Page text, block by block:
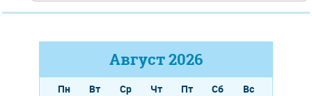
Август2026
Пн Вт Ср Чт Пт Сб
Вс